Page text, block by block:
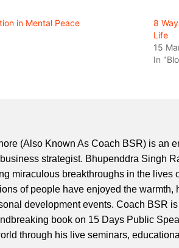
in Mental Peace
8
Life
15
In
(Also Known As Coach BSR) is an
strategist. Bhupenddra Singh
miraculous breakthroughs in the
of people have enjoyed the
development events. Coach BSR
book on 15 Days Public
through his live seminars,